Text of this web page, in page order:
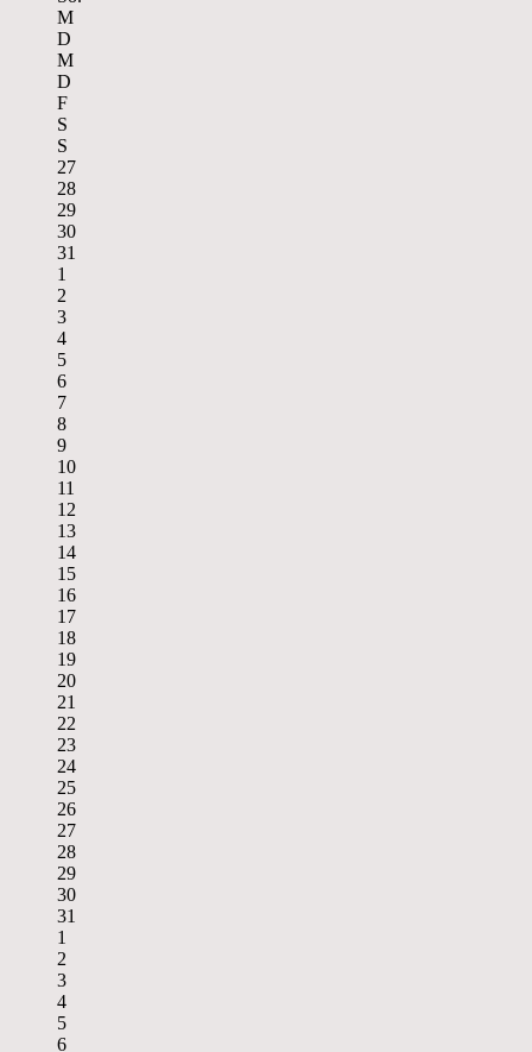
M
D
M
D
F
S
S
27
28
29
30
31
1
2
3
4
5
6
7
8
9
10
11
12
13
14
15
16
17
18
19
20
21
22
23
24
25
26
27
28
29
30
31
1
2
3
4
5
6